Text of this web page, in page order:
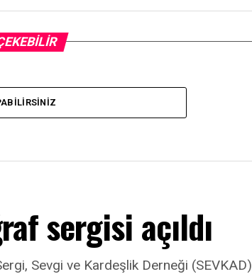
sergisi açıldı
Sevgi ve Kardeşlik Derneği (SEVKAD)